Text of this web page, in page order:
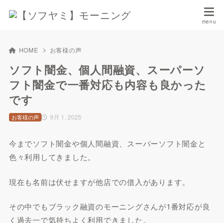
HOME お客様の声
ソフト闇金、個人間融資、スーパーソ
フト闇金で一番対応も内容も良かった
です
9月 1, 2025
お客様の声
今までソフト闇金や個人間融資、スーパーソフト闇金と
色々利用してきました。
現在も名前は伏せますが他店での借入があります。
その中でもブラック融資のモーニングさんが1番対応が良
く過去一で気持ちよく利用できました。